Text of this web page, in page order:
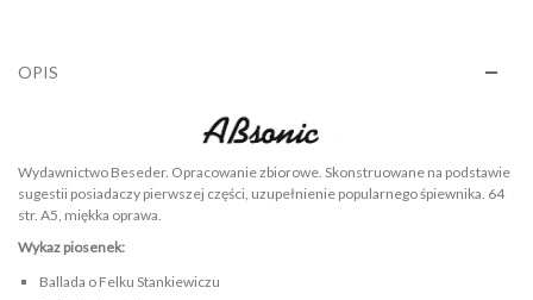
OPIS
Wydawnictwo Beseder. Opracowanie zbiorowe. Skonstruowane na podstawie
sugestii posiadaczy pierwszej części, uzupełnienie popularnego śpiewnika. 64
str. A5, miękka oprawa.
Wykaz piosenek:
Ballada o Felku Stankiewiczu